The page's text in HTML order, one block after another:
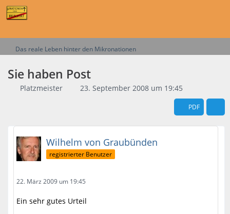
Das reale Leben hinter den Mikronationen
Sie haben Post
Platzmeister 23. September 2008 um 19:45
PDF
Wilhelm von Graubünden
registrierter Benutzer
22. März 2009 um 19:45
Ein sehr gutes Urteil